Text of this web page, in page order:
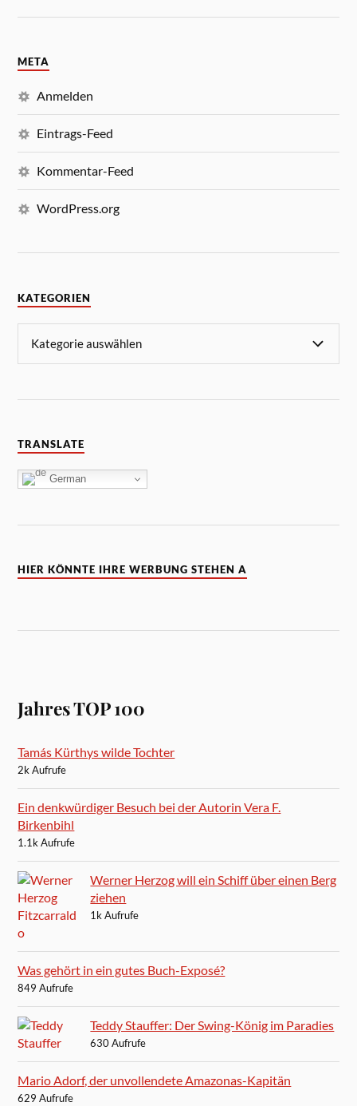
META
Anmelden
Eintrags-Feed
Kommentar-Feed
WordPress.org
KATEGORIEN
TRANSLATE
German
HIER KÖNNTE IHRE WERBUNG STEHEN A
Jahres TOP 100
Tamás Kürthys wilde Tochter
2k Aufrufe
Ein denkwürdiger Besuch bei der Autorin Vera F.
Birkenbihl
1.1k Aufrufe
Werner Herzog will ein Schiff über einen Berg
ziehen
1k Aufrufe
Was gehört in ein gutes Buch-Exposé?
849 Aufrufe
Teddy Stauffer: Der Swing-König im Paradies
630 Aufrufe
Mario Adorf, der unvollendete Amazonas-Kapitän
629 Aufrufe